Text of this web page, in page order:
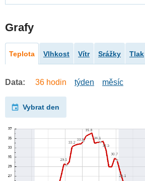
Grafy
Teplota Vlhkost Vítr Srážky Tlak
Data: 36 hodin týden měsíc
Vybrat den